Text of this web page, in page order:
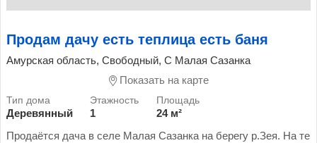
Продам дачу есть теплица есть баня
Амурская область, Свободный, С Малая Сазанка
Показать на карте
Деревянный 1
24 м²
Продаётся дача в селе Малая Сазанка на берегу р.Зея. На те